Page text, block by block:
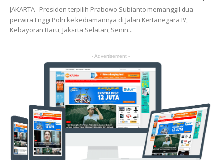
JAKARTA - Presiden terpilih Prabowo Subianto memanggil dua
perwira tinggi Polri ke kediamannya di Jalan Kertanegara IV,
Kebayoran Baru, Jakarta Selatan, Senin...
- Advertisement -